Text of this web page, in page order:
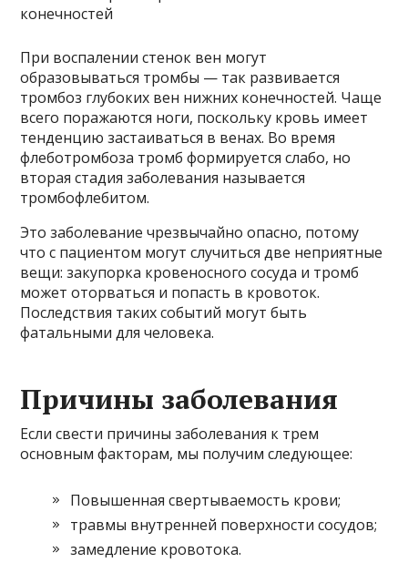
При воспалении стенок вен могут
образовываться тромбы — так развивается
тромбоз глубоких вен нижних конечностей. Чаще
всего поражаются ноги, поскольку кровь имеет
тенденцию застаиваться в венах. Во время
флеботромбоза тромб формируется слабо, но
вторая стадия заболевания называется
тромбофлебитом.
Это заболевание чрезвычайно опасно, потому
что с пациентом могут случиться две неприятные
вещи: закупорка кровеносного сосуда и тромб
может оторваться и попасть в кровоток.
Последствия таких событий могут быть
фатальными для человека.
Причины заболевания
Если свести причины заболевания к трем
основным факторам, мы получим следующее:
Повышенная свертываемость крови;
травмы внутренней поверхности сосудов;
замедление кровотока.